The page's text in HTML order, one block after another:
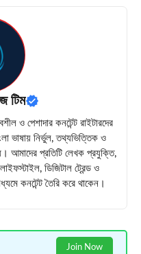
টিম
ও পেশাদার কনটেন্ট রাইটারদের
ভাষায় নির্ভুল, তথ্যভিত্তিক ও
আমাদের প্রতিটি লেখক প্রযুক্তি,
ডিজিটাল ট্রেন্ড ও
কনটেন্ট তৈরি করে থাকেন।
Join Now